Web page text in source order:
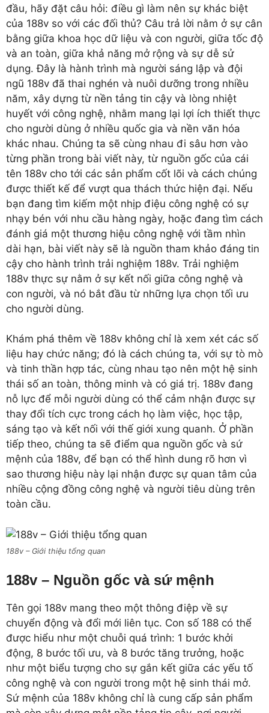
đầu, hãy đặt câu hỏi: điều gì làm nên sự khác biệt
của 188v so với các đối thủ? Câu trả lời nằm ở sự cân
bằng giữa khoa học dữ liệu và con người, giữa tốc độ
và an toàn, giữa khả năng mở rộng và sự dễ sử
dụng. Đây là hành trình mà người sáng lập và đội
ngũ 188v đã thai nghén và nuôi dưỡng trong nhiều
năm, xây dựng từ nền tảng tin cậy và lòng nhiệt
huyết với công nghệ, nhằm mang lại lợi ích thiết thực
cho người dùng ở nhiều quốc gia và nền văn hóa
khác nhau. Chúng ta sẽ cùng nhau đi sâu hơn vào
từng phần trong bài viết này, từ nguồn gốc của cái
tên 188v cho tới các sản phẩm cốt lõi và cách chúng
được thiết kế để vượt qua thách thức hiện đại. Nếu
bạn đang tìm kiếm một nhịp điệu công nghệ có sự
nhạy bén với nhu cầu hàng ngày, hoặc đang tìm cách
đánh giá một thương hiệu công nghệ với tầm nhìn
dài hạn, bài viết này sẽ là nguồn tham khảo đáng tin
cậy cho hành trình trải nghiệm 188v. Trải nghiệm
188v thực sự nằm ở sự kết nối giữa công nghệ và
con người, và nó bắt đầu từ những lựa chọn tối ưu
cho người dùng.
Khám phá thêm về 188v không chỉ là xem xét các số
liệu hay chức năng; đó là cách chúng ta, với sự tò mò
và tinh thần hợp tác, cùng nhau tạo nên một hệ sinh
thái số an toàn, thông minh và có giá trị. 188v đang
nỗ lực để mỗi người dùng có thể cảm nhận được sự
thay đổi tích cực trong cách họ làm việc, học tập,
sáng tạo và kết nối với thế giới xung quanh. Ở phần
tiếp theo, chúng ta sẽ điểm qua nguồn gốc và sứ
mệnh của 188v, để bạn có thể hình dung rõ hơn vì
sao thương hiệu này lại nhận được sự quan tâm của
nhiều cộng đồng công nghệ và người tiêu dùng trên
toàn cầu.
188v – Giới thiệu tổng quan
188v – Nguồn gốc và sứ mệnh
Tên gọi 188v mang theo một thông điệp về sự
chuyển động và đổi mới liên tục. Con số 188 có thể
được hiểu như một chuỗi quá trình: 1 bước khởi
động, 8 bước tối ưu, và 8 bước tăng trưởng, hoặc
như một biểu tượng cho sự gắn kết giữa các yếu tố
công nghệ và con người trong một hệ sinh thái mở.
Sứ mệnh của 188v không chỉ là cung cấp sản phẩm